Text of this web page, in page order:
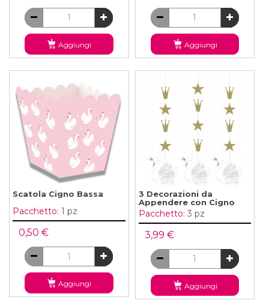
Aggiungi Aggiungi
Scatola Cigno Bassa
Pacchetto: 1 pz
0,50 €
Aggiungi
3 Decorazioni da
Appendere con Cigno
Pacchetto: 3 pz
3,99 €
Aggiungi